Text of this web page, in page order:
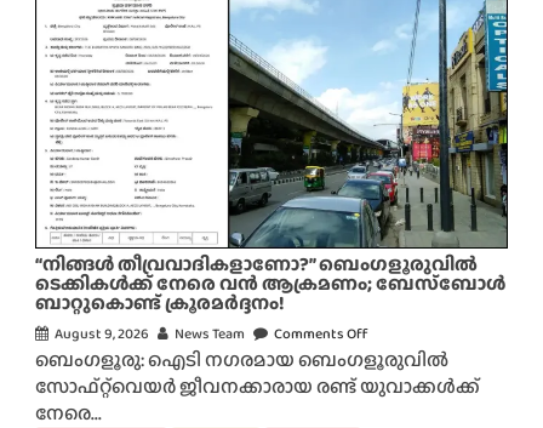
മ
ഉ
പ
യോ
ഗി
ച്ച്
തി
ര
ച്ചി
ക്ത
മാ
ക്താ
ക്ക
ൾ
ക്ക്
മു
ന്ന
റി
യി
ഓ
ഗ
“നിങ്ങൾ തീവ്രവാദികളാണോ?” ബെംഗളൂരുവിൽ
ടെക്കികൾക്ക് നേരെ വൻ ആക്രമണം; ബേസ്ബോൾ
ബാറ്റുകൊണ്ട് ക്രൂരമർദ്ദനം!
August 9, 2026 News Team Comments Off
n
“
ബെംഗളൂരു: ഐടി നഗരമായ ബെംഗളൂരുവിൽ
സോഫ്റ്റ്‌വെയർ ജീവനക്കാരായ രണ്ട് യുവാക്കൾക്ക്
നേരെ...